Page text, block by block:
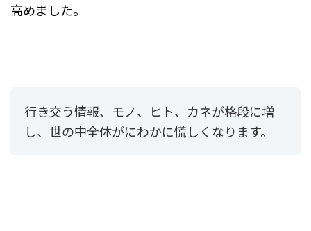
高めました。
行き交う情報、モノ、ヒト、カネが格段に増
し、世の中全体がにわかに慌しくなります。